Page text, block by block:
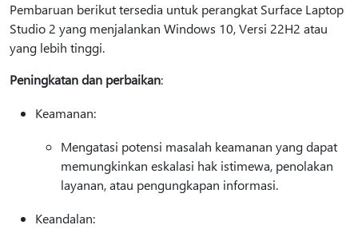
Pembaruan berikut tersedia untuk perangkat Surface Laptop
Studio 2 yang menjalankan Windows 10, Versi 22H2 atau
yang lebih tinggi.
Peningkatan dan perbaikan:
Keamanan:
Mengatasi potensi masalah keamanan yang dapat
memungkinkan eskalasi hak istimewa, penolakan
layanan, atau pengungkapan informasi.
Keandalan: